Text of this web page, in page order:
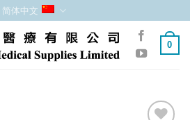
简体中文
0